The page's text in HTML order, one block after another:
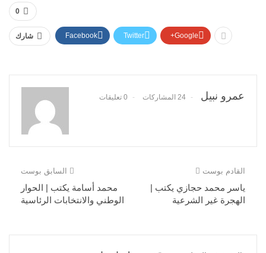
0
شارك Facebook Twitter Google+
عمرو نبيل 24 المشاركات 0 تعليقات
السابق بوست
محمد أسامة يكتب | الحوار
الوطني والانتخابات الرئاسية
القادم بوست
ياسر محمد حجازي يكتب |
الهجرة غير الشرعية